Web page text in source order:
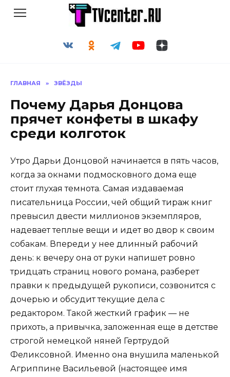
ГЛАВНАЯ » ЗВЁЗДЫ
Почему Дарья Донцова
прячет конфеты в шкафу
среди колготок
Утро Дарьи Донцовой начинается в пять часов,
когда за окнами подмосковного дома еще
стоит глухая темнота. Самая издаваемая
писательница России, чей общий тираж книг
превысил двести миллионов экземпляров,
надевает теплые вещи и идет во двор к своим
собакам. Впереди у нее длинный рабочий
день: к вечеру она от руки напишет ровно
тридцать страниц нового романа, разберет
правки к предыдущей рукописи, созвонится с
дочерью и обсудит текущие дела с
редактором. Такой жесткий график — не
прихоть, а привычка, заложенная еще в детстве
строгой немецкой няней Гертрудой
Феликсовной. Именно она внушила маленькой
Агриппине Васильевой (настоящее имя